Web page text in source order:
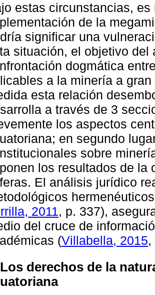
estas circunstancias,
de la
significar una
situación, el objetivo del
dogmática
a la minería a
esta relación
a través de 3
los aspectos
en segundo
sobre
los resultados de la
El análisis jurídico
2011, p. 337),
del cruce de
(Villabella, 2015,
derechos de la